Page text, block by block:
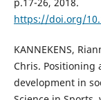
https://doi.org/
KANNEKENS,
Chris. Positioning
development in